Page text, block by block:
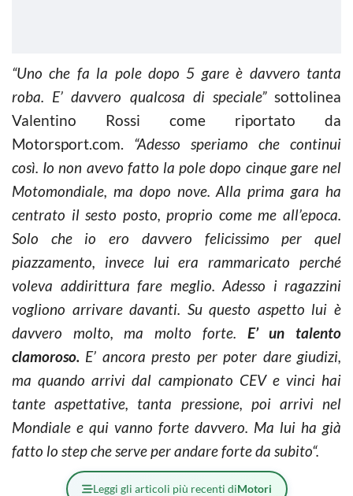
“Uno che fa la pole dopo 5 gare è davvero tanta
roba. E’ davvero qualcosa di speciale”sottolinea
Valentino Rossi come riportato da
Motorsport.com. “Adesso speriamo che continui
così. Io non avevo fatto la pole dopo cinque gare nel
Motomondiale, ma dopo nove. Alla prima gara ha
centrato il sesto posto, proprio come me all’epoca.
Solo che io ero davvero felicissimo per quel
piazzamento, invece lui era rammaricato perché
voleva addirittura fare meglio. Adesso i ragazzini
vogliono arrivare davanti. Su questo aspetto lui è
davvero molto, ma molto forte. E’ un talento
clamoroso. E’ ancora presto per poter dare giudizi,
ma quando arrivi dal campionato CEV e vinci hai
tante aspettative, tanta pressione, poi arrivi nel
Mondiale e qui vanno forte davvero. Ma lui ha già
fatto lo step che serve per andare forte da subito“.
Leggi gli articoli più recenti diMotori